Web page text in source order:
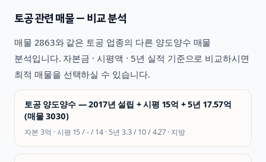
토공관련 매물 — 비교 분석
매물 2863와 같은 토공 업종의 다른 양도양수 매물
분석입니다. 자본금 · 시평액 · 5년 실적 기준으로 비교하시면
최적 매물을 선택하실 수 있습니다.
토공 양도양수 — 2017년 설립 + 시평 15억 + 5년 17.57억
(매물 3030)
자본 3억 · 시평 15 / - / 14 · 5년3.3 / 10 / 4.27 · 지방